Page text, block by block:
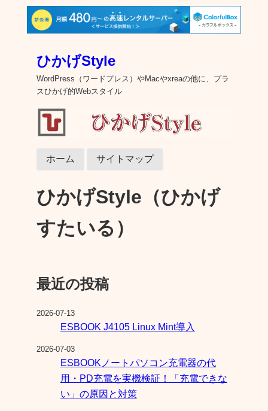
ひかげStyle
WordPress（ワードプレス）やMacやxreaの他に、プラ
スひかげ的Webスタイル
ホーム サイトマップ
ひかげStyle（ひかげ
すたいる）
最近の投稿
2026-07-13
ESBOOK J4105 Linux Mint導入
2026-07-03
ESBOOKノートパソコン充電器の代
用・PD充電を実機検証！「充電できな
い」の原因と対策